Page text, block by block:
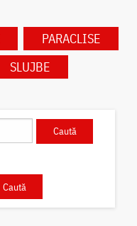
PARACLISE
SLUJBE